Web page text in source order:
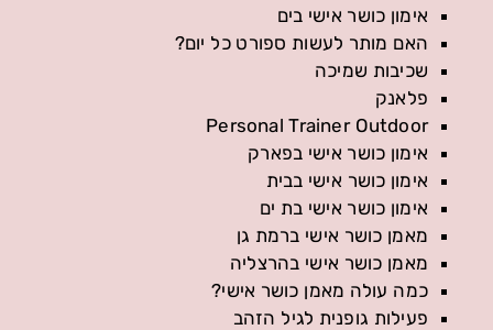
אימון כושר אישי בים
האם מותר לעשות ספורט כל יום?
שכיבות שמיכה
פלאנק
Personal Trainer Outdoor
אימון כושר אישי בפארק
אימון כושר אישי בבית
אימון כושר אישי בת ים
מאמן כושר אישי ברמת גן
מאמן כושר אישי בהרצליה
כמה עולה מאמן כושר אישי?
פעילות גופנית לגיל הזהב